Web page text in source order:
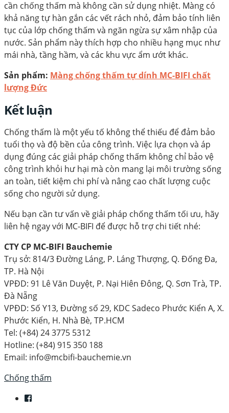
cần chống thấm mà không cần sử dụng nhiệt. Màng có
khả năng tự hàn gắn các vết rách nhỏ, đảm bảo tính liên
tục của lớp chống thấm và ngăn ngừa sự xâm nhập của
nước. Sản phẩm này thích hợp cho nhiều hạng mục như
mái nhà, tầng hầm, và các khu vực ẩm ướt khác.
Sản phẩm: Màng chống thấm tự dính MC-BIFI chất
lượng Đức
Kết luận
Chống thấm là một yếu tố không thể thiếu để đảm bảo
tuổi thọ và độ bền của công trình. Việc lựa chọn và áp
dụng đúng các giải pháp chống thấm không chỉ bảo vệ
công trình khỏi hư hại mà còn mang lại môi trường sống
an toàn, tiết kiệm chi phí và nâng cao chất lượng cuộc
sống cho người sử dụng.
Nếu bạn cần tư vấn về giải pháp chống thấm tối ưu, hãy
liên hệ ngay với MC-BIFI để được hỗ trợ chi tiết nhé:
CTY CP MC-BIFI Bauchemie
Trụ sở: 814/3 Đường Láng, P. Láng Thượng, Q. Đống Đa,
TP. Hà Nội
VPĐD: 91 Lê Văn Duyệt, P. Nại Hiên Đông, Q. Sơn Trà, TP.
Đà Nẵng
VPĐD: Số Y13, Đường số 29, KDC Sadeco Phước Kiển A, X.
Phước Kiển, H. Nhà Bè, TP.HCM
Tel: (+84) 24 3775 5312
Hotline: (+84) 915 350 188
Email: info@mcbifi-bauchemie.vn
Chống thấm